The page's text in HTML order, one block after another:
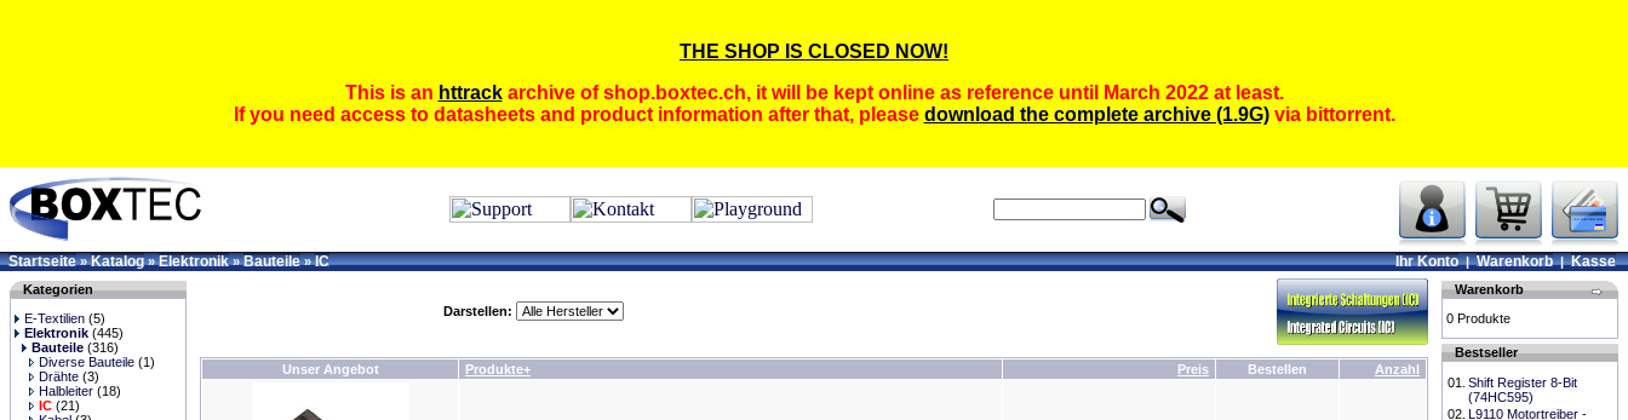
THE SHOP IS CLOSED NOW!
This is an httrackarchive of shop.boxtec.ch, it will be kept online as reference until March 2022 at least.
If you need access to datasheets and product information after that, please download the complete archive (1.9G)via bittorrent.
Startseite»Katalog»Elektronik»Bauteile»IC Ihr Konto|Warenkorb|Kasse
Kategorien
E-Textilien (5)
Elektronik (445)
Bauteile (316)
Diverse Bauteile (1)
Drähte (3)
Halbleiter (18)
IC (21)
Darstellen:
Unser Angebot Produkte+ Preis Bestellen Anzahl
Warenkorb
0 Produkte
Bestseller
01. Shift Register 8-Bit
(74HC595)
02. L9110 Motortreiber -